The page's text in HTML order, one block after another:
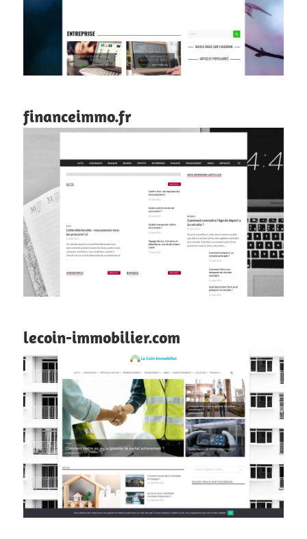
financeimmo.fr
lecoin-immobilier.com